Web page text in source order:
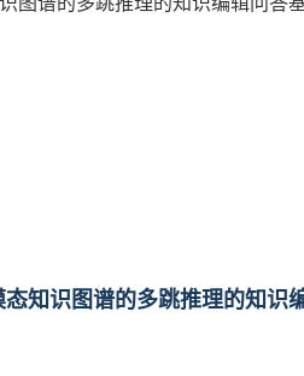
知识图谱的多跳推理的知识